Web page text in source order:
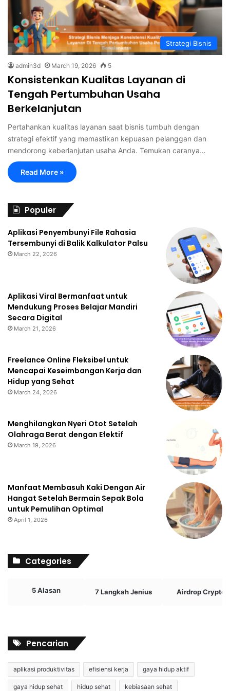
Strategi Bisnis
admin3d March 19, 2026 5
Konsistenkan Kualitas Layanan di
Tengah Pertumbuhan Usaha
Berkelanjutan
Pertahankan kualitas layanan saat bisnis tumbuh dengan
strategi efektif yang memastikan kepuasan pelanggan dan
mendorong keberlanjutan usaha Anda. Temukan caranya…
Read More »
Populer
Aplikasi Penyembunyi File Rahasia
Tersembunyi di Balik Kalkulator Palsu
March 22, 2026
Aplikasi Viral Bermanfaat untuk
Mendukung Proses Belajar Mandiri
Secara Digital
March 21, 2026
Freelance Online Fleksibel untuk
Mencapai Keseimbangan Kerja dan
Hidup yang Sehat
March 24, 2026
Menghilangkan Nyeri Otot Setelah
Olahraga Berat dengan Efektif
March 19, 2026
Manfaat Membasuh Kaki Dengan Air
Hangat Setelah Bermain Sepak Bola
untuk Pemulihan Optimal
April 1, 2026
Categories
5 Alasan 7 Langkah Jenius Airdrop Crypto
Pencarian
aplikasi produktivitas efisiensi kerja gaya hidup aktif
gaya hidup sehat hidup sehat kebiasaan sehat